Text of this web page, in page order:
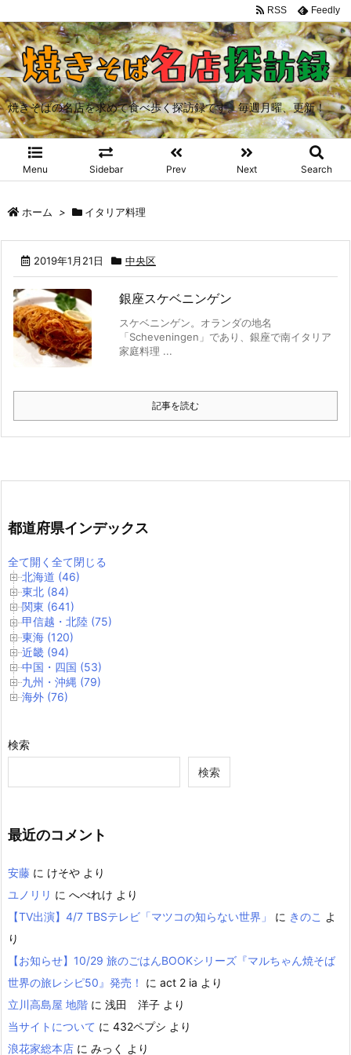
焼きそばの名店を求めて食べ歩く探訪録です。毎週月曜、更新！
Menu Sidebar Prev Next Search
RSS Feedly
ホーム > イタリア料理
2019年1月21日 中央区
銀座スケベニンゲン
スケベニンゲン。オランダの地名
「Scheveningen」であり、銀座で南イタリア
家庭料理 ...
記事を読む
都道府県インデックス
全て開く 全て閉じる
北海道 (46)
東北 (84)
関東 (641)
甲信越・北陸 (75)
東海 (120)
近畿 (94)
中国・四国 (53)
九州・沖縄 (79)
海外 (76)
検索
検索
最近のコメント
安藤 に けそや より
ユノリリ に へべれけ より
【TV出演】4/7 TBSテレビ「マツコの知らない世界」
に きのこ よ
り
【お知らせ】10/29 旅のごはんBOOKシリーズ『マルちゃん焼そば
世界の旅レシピ50』発売！
に act 2 ia より
立川高島屋 地階 に 浅田 洋子 より
当サイトについて に 432ペプシ より
浪花家総本店 に みっく より